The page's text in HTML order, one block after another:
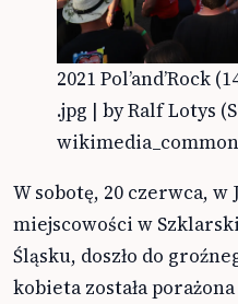
2021 Pol’and’Rock
.jpg | by Ralf Lotys
W sobotę, 20 czerwca,
miejscowości w
Śląsku, doszło do
kobieta została